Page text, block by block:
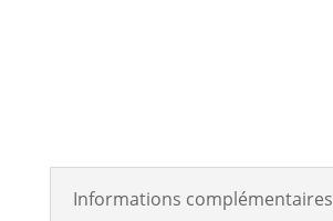
Informations complémentaires